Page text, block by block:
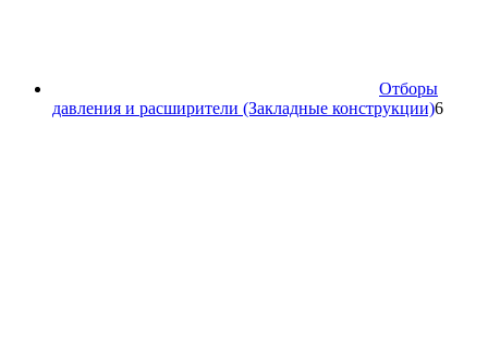
Отборы
давления и расширители (Закладные конструкции)66